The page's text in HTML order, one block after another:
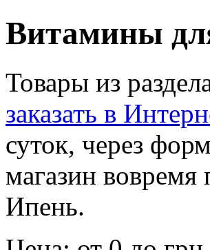
Витамины
Товары из
заказать в
суток, через
магазин вовремя
Ипень.